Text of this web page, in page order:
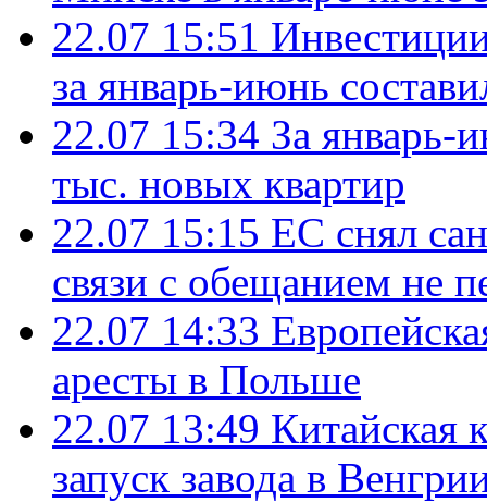
22.07 15:51
за январь-июнь
22.07 15:34 За январь-
тыс. новых квартир
22.07 15:15 ЕС снял
связи с обещанием не
22.07 14:33
аресты в Польше
22.07 13:49 Китайская
запуск завода в